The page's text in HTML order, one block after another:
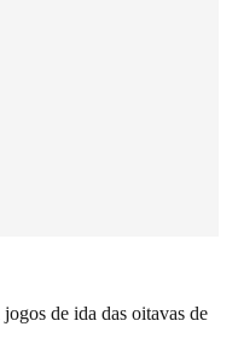
de ida das oitavas de